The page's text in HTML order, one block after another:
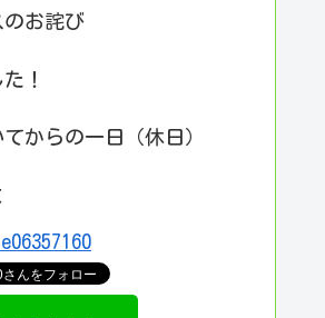
のお詫び
！
からの一日（休日）